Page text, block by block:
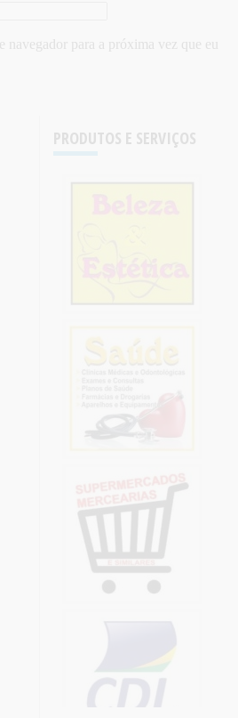
navegador para a próxima vez que eu
PRODUTOS E SERVIÇOS